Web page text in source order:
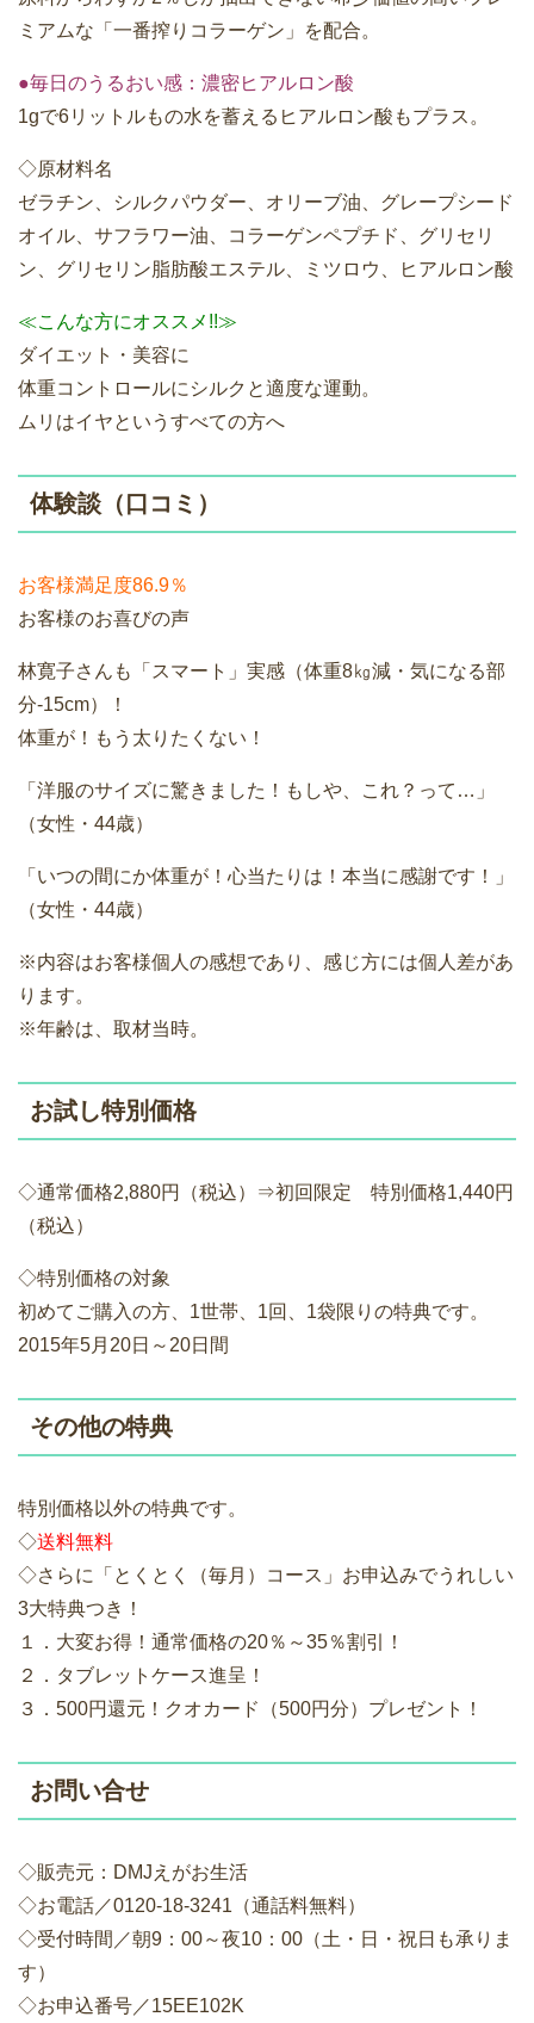
ミアムな「一番搾りコラーゲン」を配合。
●毎日のうるおい感：濃密ヒアルロン酸
1gで6リットルもの水を蓄えるヒアルロン酸もプラス。
◇原材料名
ゼラチン、シルクパウダー、オリーブ油、グレープシード
オイル、サフラワー油、コラーゲンペプチド、グリセリ
ン、グリセリン脂肪酸エステル、ミツロウ、ヒアルロン酸
≪こんな方にオススメ!!≫
ダイエット・美容に
体重コントロールにシルクと適度な運動。
ムリはイヤというすべての方へ
体験談（口コミ）
お客様満足度86.9％
お客様のお喜びの声
林寛子さんも「スマート」実感（体重8㎏減・気になる部
分-15cm）！
体重が！もう太りたくない！
「洋服のサイズに驚きました！もしや、これ？って…」
（女性・44歳）
「いつの間にか体重が！心当たりは！本当に感謝です！」
（女性・44歳）
※内容はお客様個人の感想であり、感じ方には個人差があ
ります。
※年齢は、取材当時。
お試し特別価格
◇通常価格2,880円（税込）⇒初回限定 特別価格1,440円
（税込）
◇特別価格の対象
初めてご購入の方、1世帯、1回、1袋限りの特典です。
2015年5月20日～20日間
その他の特典
特別価格以外の特典です。
◇送料無料
◇さらに「とくとく（毎月）コース」お申込みでうれしい
3大特典つき！
１．大変お得！通常価格の20％～35％割引！
２．タブレットケース進呈！
３．500円還元！クオカード（500円分）プレゼント！
お問い合せ
◇販売元：DMJえがお生活
◇お電話／0120-18-3241（通話料無料）
◇受付時間／朝9：00～夜10：00（土・日・祝日も承りま
す）
◇お申込番号／15EE102K